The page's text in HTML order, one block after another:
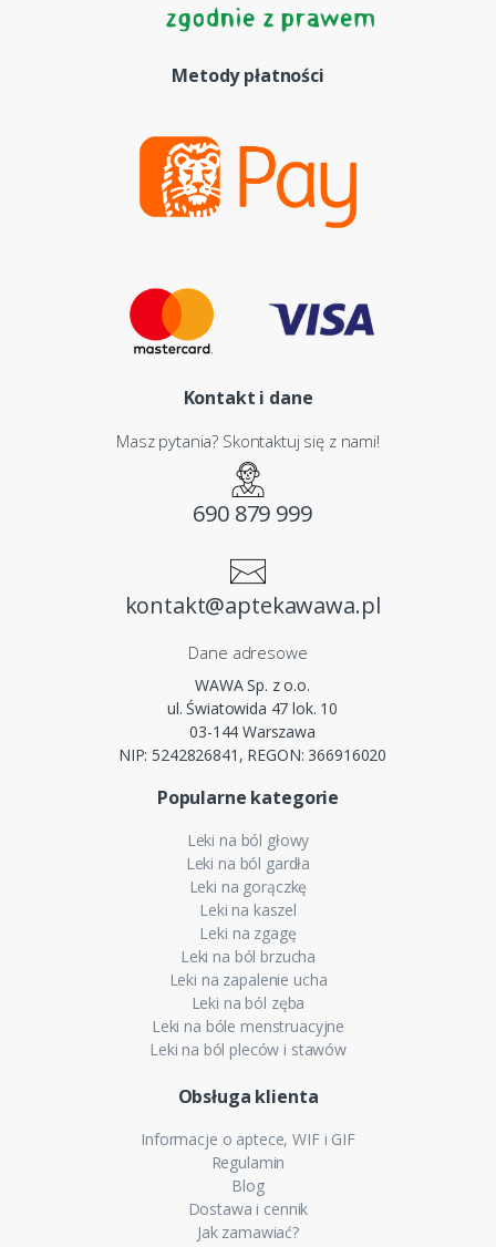
Metody płatności
Kontakt i dane
Masz pytania? Skontaktuj się z nami!
690 879 999
kontakt@aptekawawa.pl
Dane adresowe
WAWA Sp. z o.o.
ul. Światowida 47 lok. 10
03-144 Warszawa
NIP: 5242826841, REGON: 366916020
Popularne kategorie
Leki na ból głowy
Leki na ból gardła
Leki na gorączkę
Leki na kaszel
Leki na zgagę
Leki na ból brzucha
Leki na zapalenie ucha
Leki na ból zęba
Leki na bóle menstruacyjne
Leki na ból pleców i stawów
Obsługa klienta
Informacje o aptece, WIF i GIF
Regulamin
Blog
Dostawa i cennik
Jak zamawiać?